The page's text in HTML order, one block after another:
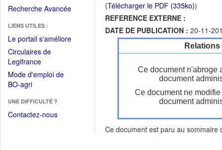
Recherche Avancée
LIENS UTILES :
Le portail s'améliore(Fichier
Circulaires de
Legifrance(Ouvrir
dans
une
fenêtre)
Mode d'emploi de
BO-agri(Ouvrir
une
nouvelle
UNE DIFFICULTÉ ?
Contactez-nous
(Télécharger le PDF (335ko))
REFERENCE EXTERNE :
DATE DE PUBLICATION : 20-11-
Ce document n'abroge
document
Ce document ne
document
Ce document est paru au sommaire